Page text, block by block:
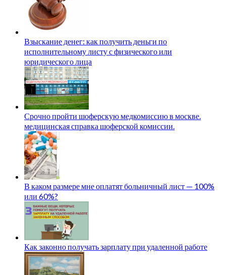
Взыскание денег: как получить деньги по
исполнительному листу с физического или
юридического лица
Срочно пройти шоферскую медкомиссию в москве.
медицинская справка шоферской комиссии.
В каком размере мне оплатят больничный лист — 100%
или 60%?
Как законно получать зарплату при удаленной работе